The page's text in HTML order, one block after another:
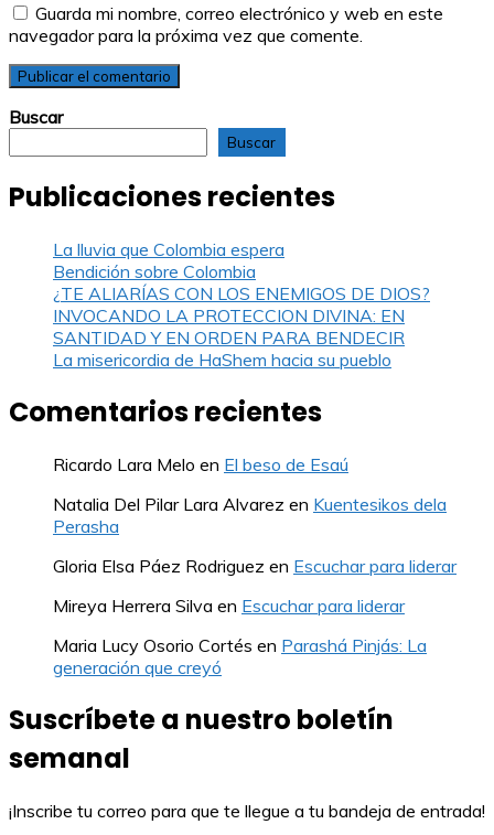
Guarda mi nombre, correo electrónico y web en este
navegador para la próxima vez que comente.
Buscar
Buscar
Publicaciones recientes
La lluvia que Colombia espera
Bendición sobre Colombia
¿TE ALIARÍAS CON LOS ENEMIGOS DE DIOS?
INVOCANDO LA PROTECCION DIVINA: EN
SANTIDAD Y EN ORDEN PARA BENDECIR
La misericordia de HaShem hacia su pueblo
Comentarios recientes
Ricardo Lara Melo en El beso de Esaú
Natalia Del Pilar Lara Alvarez en Kuentesikos dela
Perasha
Gloria Elsa Páez Rodriguez en Escuchar para liderar
Mireya Herrera Silva en Escuchar para liderar
Maria Lucy Osorio Cortés en Parashá Pinjás: La
generación que creyó
Suscríbete a nuestro boletín
semanal
¡Inscribe tu correo para que te llegue a tu bandeja de entrada!